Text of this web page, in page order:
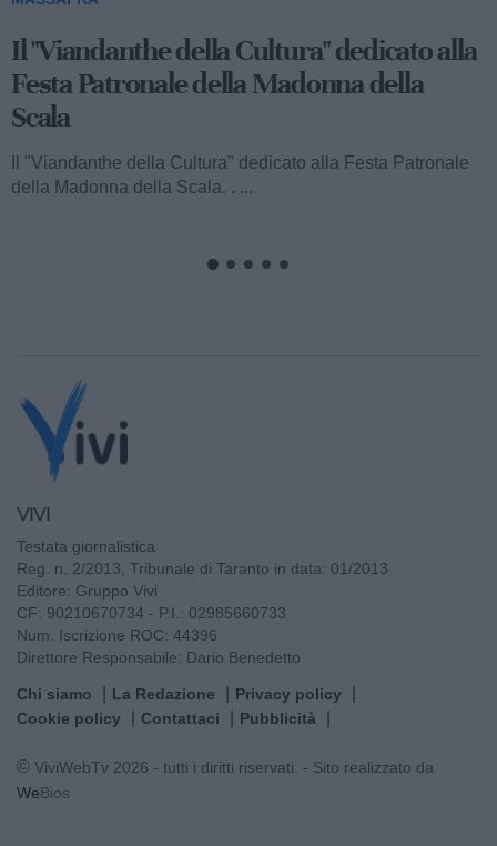
Il "Viandanthe della Cultura" dedicato alla
Festa Patronale della Madonna della
Scala
Il "Viandanthe della Cultura" dedicato alla Festa Patronale
della Madonna della Scala. . ...
VIVI
Testata giornalistica
Reg. n. 2/2013, Tribunale di Taranto in data: 01/2013
Editore: Gruppo Vivi
CF: 90210670734 - P.I.: 02985660733
Num. Iscrizione ROC: 44396
Direttore Responsabile: Dario Benedetto
Chi siamo La Redazione
Privacy policy
Cookie policy
Contattaci Pubblicità
© ViviWebTv 2026 - tutti i diritti riservati. - Sito realizzato da
WeBios